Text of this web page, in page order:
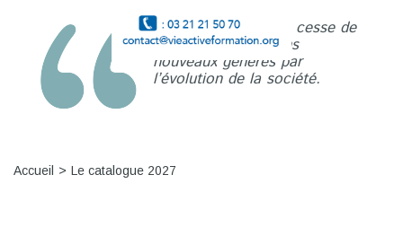
La Vie Active n’a de cesse de
répondre aux besoins
nouveaux générés par
l’évolution de la société.
Accueil Le catalogue 2027